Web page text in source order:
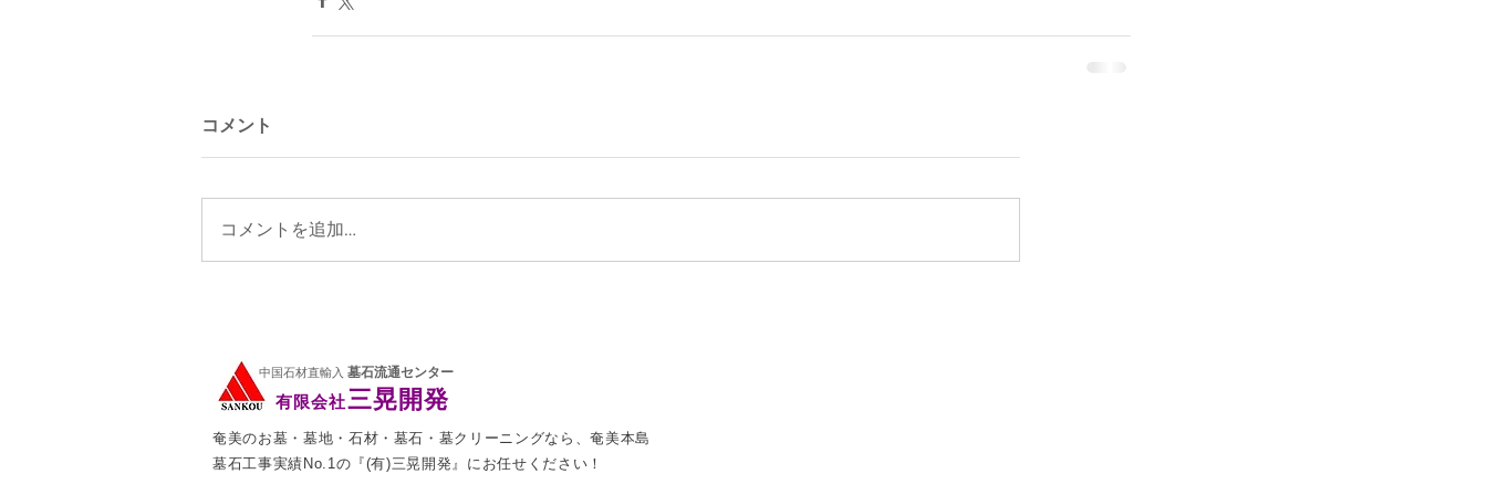
コメント
コメントを追加…
有限会社三晃開発
中国石材直輸入 墓石流通センター
奄美のお墓・墓地・石材・墓石・墓クリーニングなら、奄美本島
墓石工事実績No.1の『(有)三晃開発』にお任せください！